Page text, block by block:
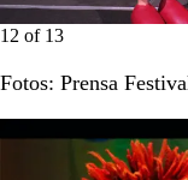
12 of 13
Fotos: Prensa